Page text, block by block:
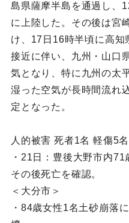
島県薩摩半島を通過し、
に上陸した。その後は宮
け、17日16時半頃に高知
接近に伴い、九州・山口
気となり、特に九州の太
湿った空気が長時間流れ
定となった。
人的被害 死者1名 軽傷5名
・21日：豊後大野市内71
その後死亡を確認。
＜大分市＞
・84歳女性1名土砂崩落